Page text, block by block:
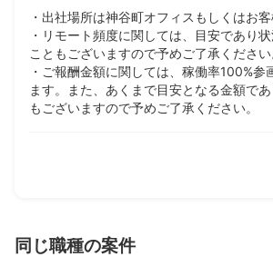
・出社場所は神谷町オフィスもしくはお
・リモート頻度に関しては、目安であり
こともございますので予めご了承ください
・ご報酬金額に関しては、稼働率100%参
ます。また、あくまで目安となる金額で
もございますので予めご了承ください。
同じ職種の案件